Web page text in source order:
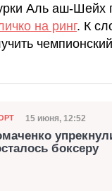
Аль аш-Шейх
на ринг. К
Дата
15 июня, 12:52
боксеру